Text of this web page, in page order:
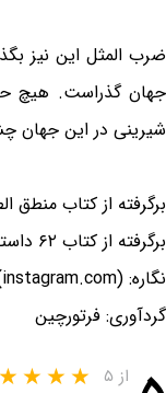
ضرب المثل این نیز
جهان گذراست. هیچ
شیرینی در این جهان
برگرفته از کتاب منطق
برگرفته از کتاب ۶۲ داستان، به کوشش مهرداد آهو.
نگاره: Osveh_art_group (instagram.com)
گردآوری: فرتورچین
از ۵